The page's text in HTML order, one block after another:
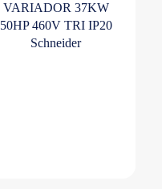
VARIADOR 37KW
50HP 460V TRI IP20
Schneider